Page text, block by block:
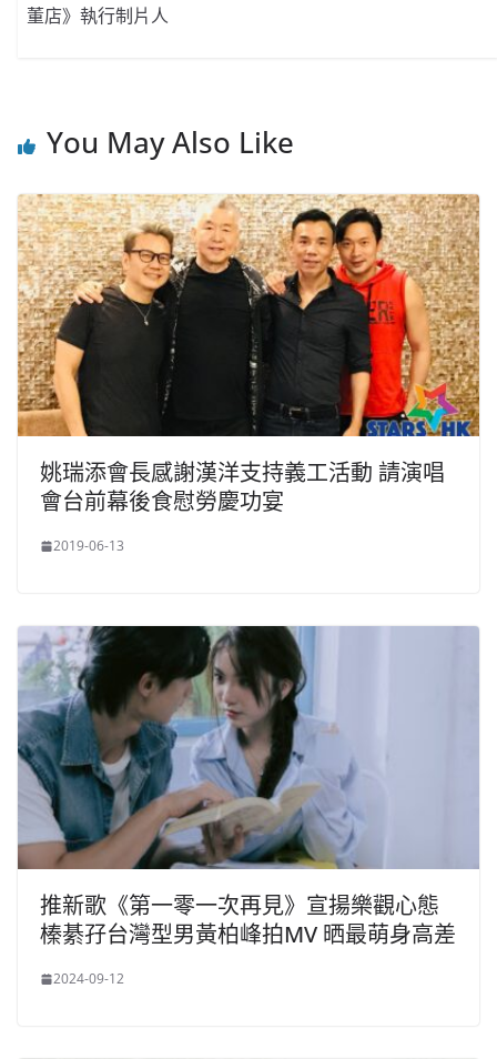
董店》執行制片人
You May Also Like
姚瑞添會長感謝漢洋支持義工活動 請演唱
會台前幕後食慰勞慶功宴
2019-06-13
推新歌《第一零一次再見》宣揚樂觀心態
榛綦孖台灣型男黃柏峰拍MV 晒最萌身高差
2024-09-12